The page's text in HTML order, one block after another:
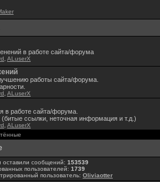
в работе сайта/форума
ALuserX
работы сайта/форума.
ALuserX
в работе сайта/форума.
ссылки, неточная информация и т.д.)
ALuserX
оставили сообщений: 153539
пользователей: 1739
пользователь: Oliviaotter